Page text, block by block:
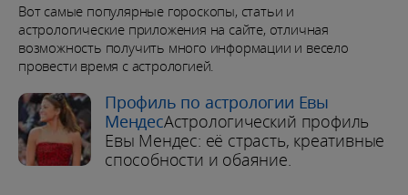
Вот самые популярные гороскопы, статьи и
астрологические приложения на сайте, отличная
возможность получить много информации и весело
провести время с астрологией.
Профиль по астрологии Евы
МендесАстрологический профиль
Евы Мендес: её страсть, креативные
способности и обаяние.